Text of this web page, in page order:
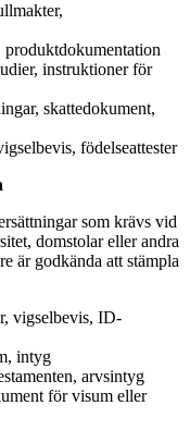
produktdokumentation
instruktioner för
skattedokument,
födelseattester
som krävs vid
domstolar eller andra
är godkända att stämpla
vigselbevis, ID-
intyg
arvsintyg
för visum eller